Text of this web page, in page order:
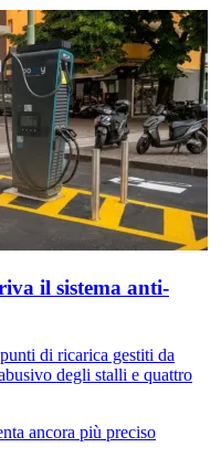
il sistema anti-
di ricarica gestiti da
degli stalli e quattro